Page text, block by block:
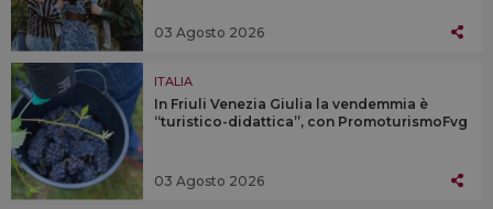
03 Agosto 2026
ITALIA
In Friuli Venezia Giulia la vendemmia è
“turistico-didattica”, con PromoturismoFvg
03 Agosto 2026